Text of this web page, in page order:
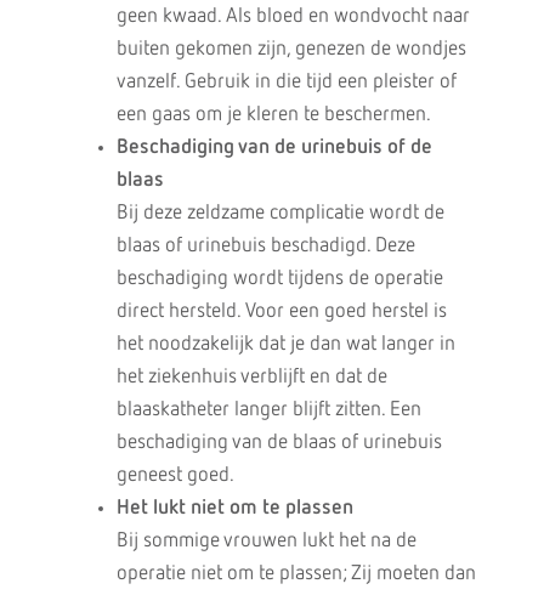
geen kwaad. Als bloed en wondvocht naar
buiten gekomen zijn, genezen de wondjes
vanzelf. Gebruik in die tijd een pleister of
een gaas om je kleren te beschermen.
Beschadiging van de urinebuis of de
blaas
Bij deze zeldzame complicatie wordt de
blaas of urinebuis beschadigd. Deze
beschadiging wordt tijdens de operatie
direct hersteld. Voor een goed herstel is
het noodzakelijk dat je dan wat langer in
het ziekenhuis verblijft en dat de
blaaskatheter langer blijft zitten. Een
beschadiging van de blaas of urinebuis
geneest goed.
Het lukt niet om te plassen
Bij sommige vrouwen lukt het na de
operatie niet om te plassen; Zij moeten dan